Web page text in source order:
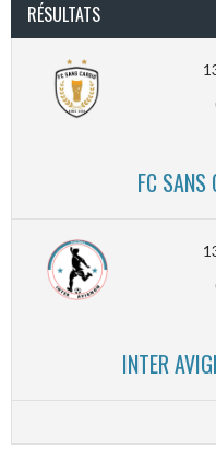
RÉSULTATS
FC SANS
INTER